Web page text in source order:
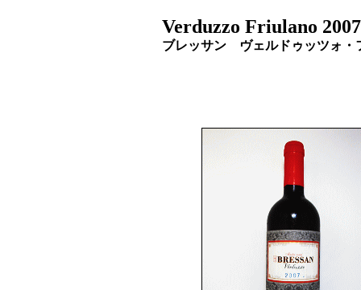
Verduzzo Friulano 2007
ブレッサン ヴェルドゥッツ